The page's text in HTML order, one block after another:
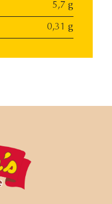
5,7 g
0,31 g